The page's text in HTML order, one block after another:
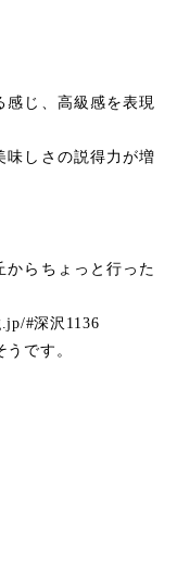
感じ、高級感を表現
味しさの説得力が増
からちょっと行った
#深沢1136
です。